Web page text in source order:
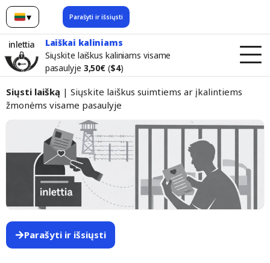
▾
lietuvių Parašyti ir išsiųsti
inlettia
Laiškai kaliniams
Siųskite laiškus kaliniams visame
pasaulyje 3,50€($4)
Siųsti laišką | Siųskite laiškus suimtiems ar įkalintiems
žmonėms visame pasaulyje
Parašyti ir išsiųsti